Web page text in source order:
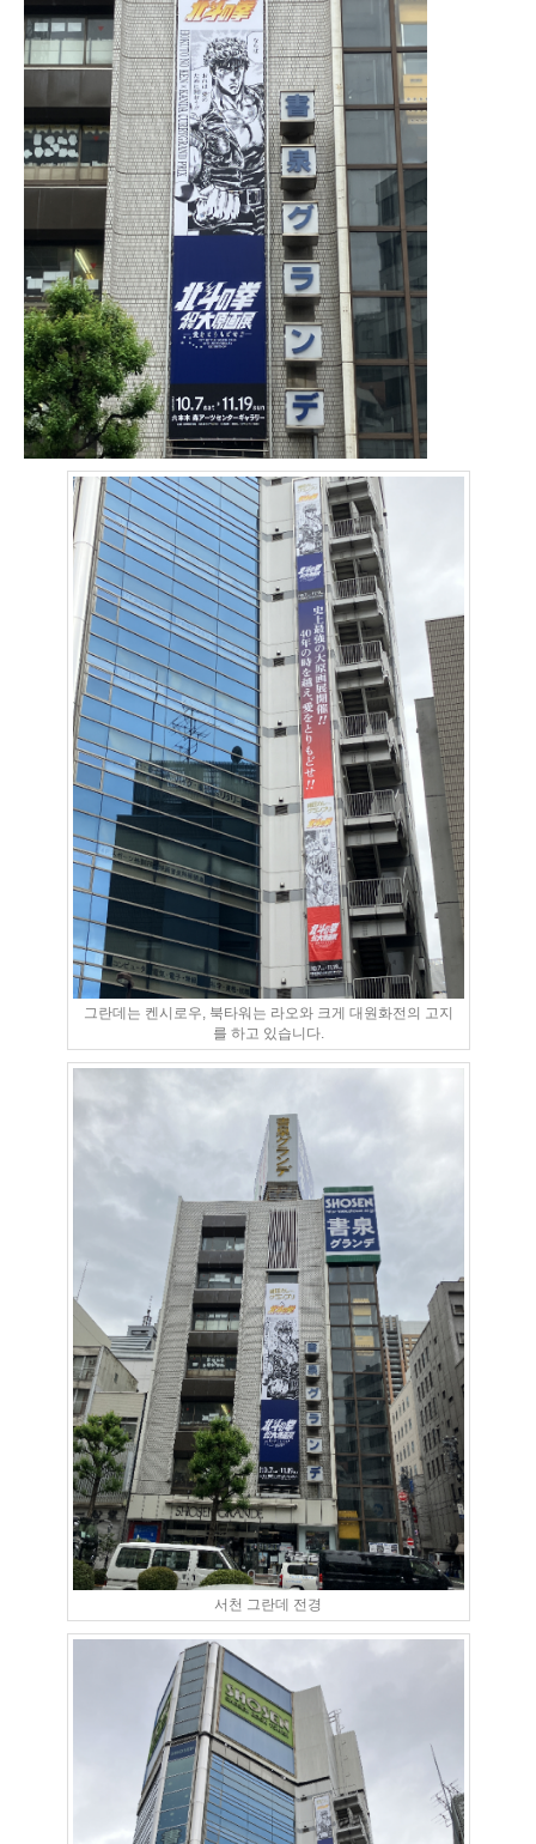
그란데는 켄시로우, 북타워는 라오와 크게 대원화전의 고지
를 하고 있습니다.
서천 그란데 전경